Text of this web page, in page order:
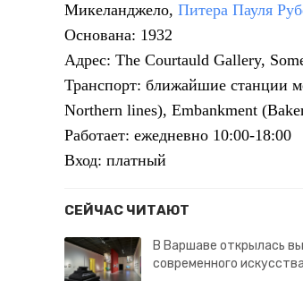
Микеланджело, Питера Пауля
Основана: 1932
Адрес: The Courtauld Gallery,
Транспорт: ближайшие станции
Northern lines), Embankment
Работает: ежедневно 10:00-18:00
Вход: платный
СЕЙЧАС ЧИТАЮТ
В Варшаве открылась
современного